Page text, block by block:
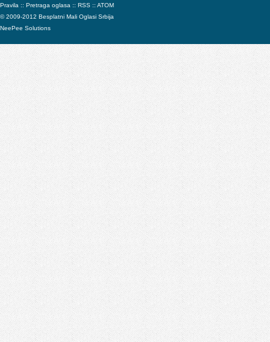
Pravila :: Pretraga oglasa :: RSS :: ATOM
© 2009-2012 Besplatni Mali Oglasi Srbija
NeePee Solutions